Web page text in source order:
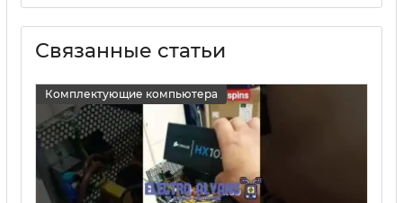
Связанные статьи
Комплектующие компьютера